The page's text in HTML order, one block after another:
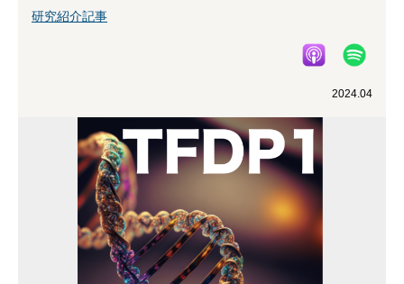
研究紹介記事
2024.04